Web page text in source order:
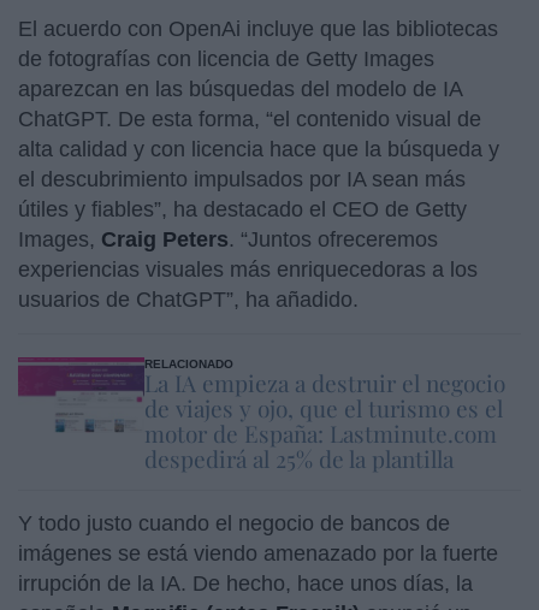
El acuerdo con OpenAi incluye que las bibliotecas
de fotografías con licencia de Getty Images
aparezcan en las búsquedas del modelo de IA
ChatGPT. De esta forma, “el contenido visual de
alta calidad y con licencia hace que la búsqueda y
el descubrimiento impulsados por IA sean más
útiles y fiables”, ha destacado el CEO de Getty
Images, Craig Peters. “Juntos ofreceremos
experiencias visuales más enriquecedoras a los
usuarios de ChatGPT”, ha añadido.
RELACIONADO
La IA empieza a destruir el negocio
de viajes y ojo, que el turismo es el
motor de España: Lastminute.com
despedirá al 25% de la plantilla
Y todo justo cuando el negocio de bancos de
imágenes se está viendo amenazado por la fuerte
irrupción de la IA. De hecho, hace unos días, la